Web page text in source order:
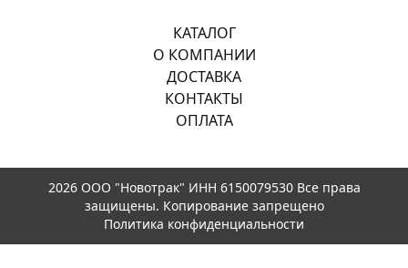
КАТАЛОГ
О КОМПАНИИ
ДОСТАВКА
КОНТАКТЫ
ОПЛАТА
2026 ООО "Новотрак" ИНН 6150079530 Все права
защищены. Копирование запрещено
Политика конфиденциальности